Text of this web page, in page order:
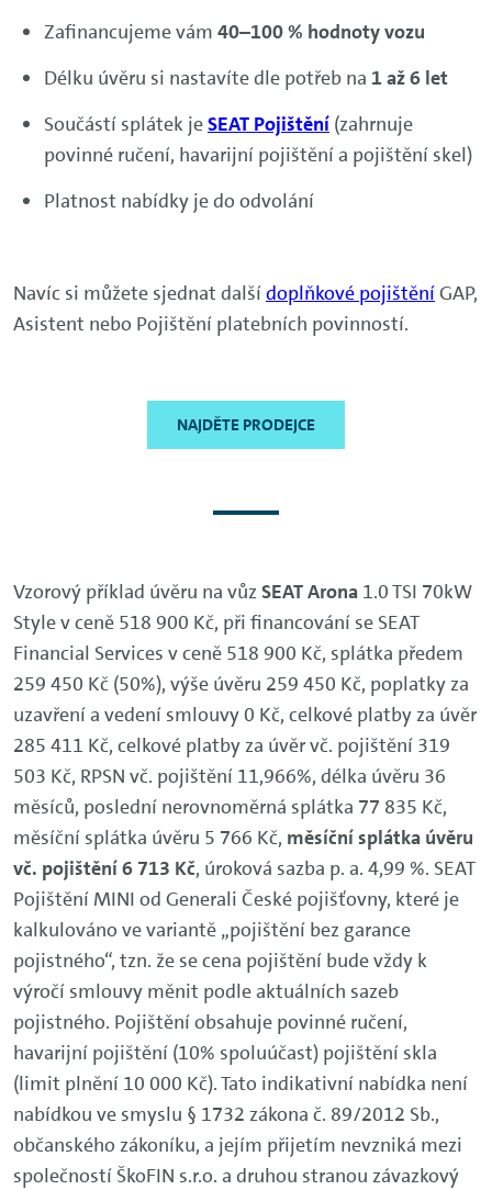
Zafinancujeme vám 40–100 % hodnoty vozu
Délku úvěru si nastavíte dle potřeb na 1 až 6 let
Součástí splátek jeSEAT Pojištění (zahrnuje
povinné ručení, havarijní pojištění a pojištění skel)
Platnost nabídky je do odvolání
Navíc si můžete sjednat dalšídoplňkové pojištěníGAP,
Asistent nebo Pojištění platebních povinností.
NAJDĚTE PRODEJCE
Vzorový příklad úvěru na vůz SEAT Arona 1.0 TSI 70kW
Style v ceně 518 900 Kč, při financování se SEAT
Financial Services v ceně 518 900 Kč, splátka předem
259 450 Kč (50%), výše úvěru 259 450 Kč, poplatky za
uzavření a vedení smlouvy 0 Kč, celkové platby za úvěr
285 411 Kč, celkové platby za úvěr vč. pojištění 319
503 Kč, RPSN vč. pojištění 11,966%, délka úvěru 36
měsíců, poslední nerovnoměrná splátka 77 835 Kč,
měsíční splátka úvěru 5 766 Kč, měsíční splátka úvěru
vč. pojištění 6 713 Kč, úroková sazba p. a. 4,99 %. SEAT
Pojištění MINI od Generali České pojišťovny, které je
kalkulováno ve variantě „pojištění bez garance
pojistného“, tzn. že se cena pojištění bude vždy k
výročí smlouvy měnit podle aktuálních sazeb
pojistného. Pojištění obsahuje povinné ručení,
havarijní pojištění (10% spoluúčast) pojištění skla
(limit plnění 10 000 Kč). Tato indikativní nabídka není
nabídkou ve smyslu § 1732 zákona č. 89/2012 Sb.,
občanského zákoníku, a jejím přijetím nevzniká mezi
společností ŠkoFIN s.r.o. a druhou stranou závazkový